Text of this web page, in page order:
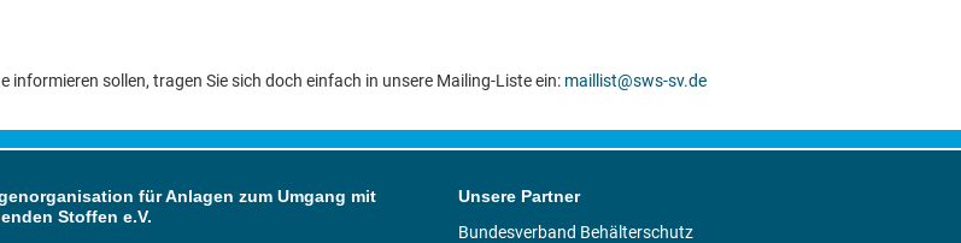
informieren sollen, tragen Sie sich doch einfach in unsere Mailing-Liste ein: maillist@sws-sv.de
für Anlagen zum Umgang mit
Stoffen e.V.
Unsere Partner
Bundesverband Behälterschutz